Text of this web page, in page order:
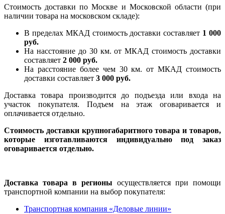
Стоимость доставки по Москве и Московской области (при
наличии товара на московском складе):
В пределах МКАД стоимость доставки составляет 1 000
руб.
На насcтояние до 30 км. от МКАД стоимость доставки
составляет 2 000 руб.
На расстояние более чем 30 км. от МКАД стоимость
доставки составляет 3 000 руб.
Доставка товара производится до подъезда или входа на
участок покупателя. Подъем на этаж оговаривается и
оплачивается отдельно.
Стоимость доставки крупногабаритного товара и товаров,
которые изготавливаются индивидуально под заказ
оговаривается отдельно.
Доставка товара в регионы осуществляется при помощи
транспортной компании на выбор покупателя:
Транспортная компания «Деловые линии»